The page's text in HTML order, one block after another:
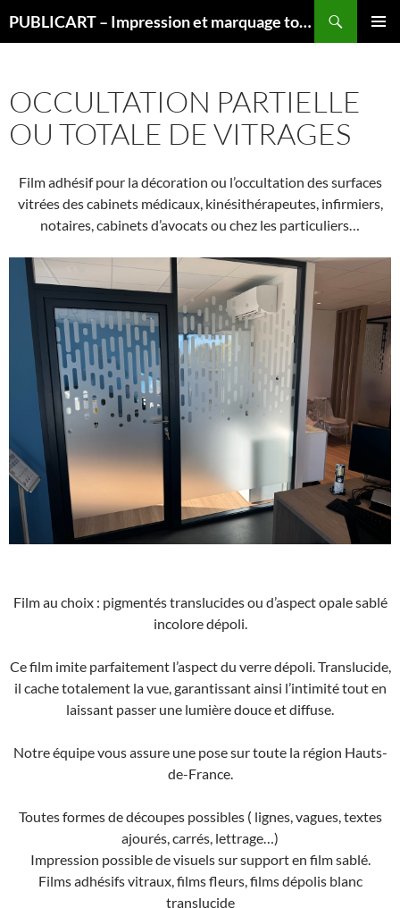
au
PUBLICART – Impression et marquage tous supports
OCCULTATION PARTIELLE
OU TOTALE DE VITRAGES
Film adhésif pour la décoration ou l’occultation des surfaces
vitrées des cabinets médicaux, kinésithérapeutes, infirmiers,
notaires, cabinets d’avocats ou chez les particuliers…
Film au choix : pigmentés translucides ou d’aspect opale sablé
incolore dépoli.
Ce film imite parfaitement l’aspect du verre dépoli. Translucide,
il cache totalement la vue, garantissant ainsi l’intimité tout en
laissant passer une lumière douce et diffuse.
Notre équipe vous assure une pose sur toute la région Hauts-
de-France.
Toutes formes de découpes possibles ( lignes, vagues, textes
ajourés, carrés, lettrage…)
Impression possible de visuels sur support en film sablé.
Films adhésifs vitraux, films fleurs, films dépolis blanc
translucide